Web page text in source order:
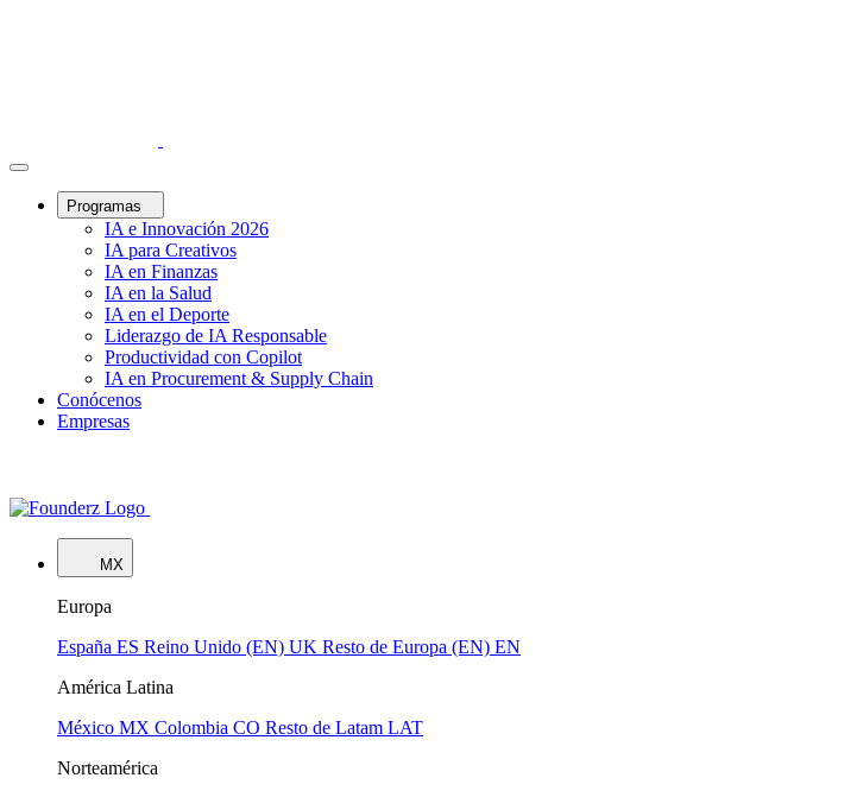
Programas
IA e Innovación 2026
IA para Creativos
IA en Finanzas
IA en la Salud
IA en el Deporte
Liderazgo de IA Responsable
Productividad con Copilot
IA en Procurement & Supply Chain
Conócenos
Empresas
MX
Europa
España ES Reino Unido (EN) UK Resto de Europa (EN) EN
América Latina
México MX Colombia CO Resto de Latam LAT
Norteamérica